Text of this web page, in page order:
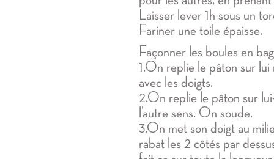
Laisser lever 1h sous un
Fariner une toile épaisse.
Façonner les boules en
1.On replie le pâton sur lui
avec les doigts.
2.On replie le pâton sur
l’autre sens. On soude.
3.On met son doigt au
rabat les 2 côtés par